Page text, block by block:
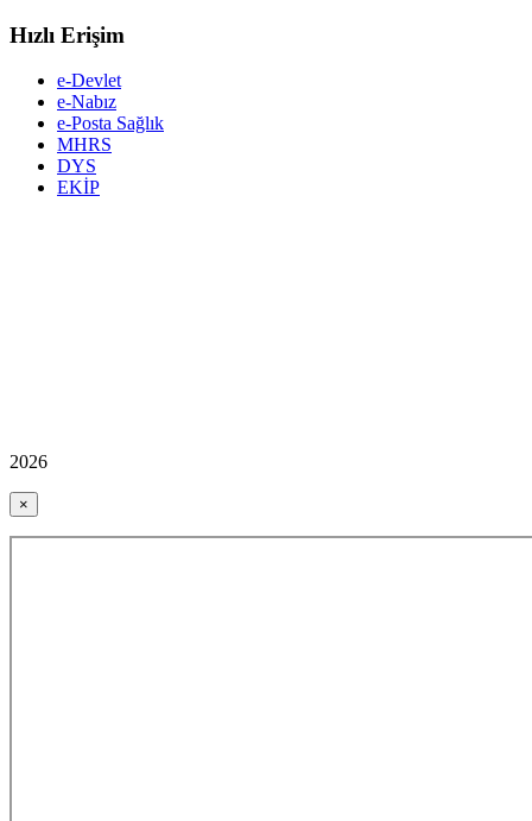
Hızlı Erişim
e-Devlet
e-Nabız
e-Posta Sağlık
MHRS
DYS
EKİP
2026
×